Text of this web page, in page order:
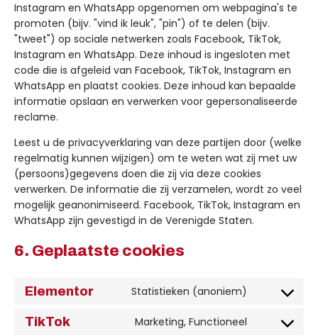
Instagram en WhatsApp opgenomen om webpagina's te
promoten (bijv. "vind ik leuk", "pin") of te delen (bijv.
"tweet") op sociale netwerken zoals Facebook, TikTok,
Instagram en WhatsApp. Deze inhoud is ingesloten met
code die is afgeleid van Facebook, TikTok, Instagram en
WhatsApp en plaatst cookies. Deze inhoud kan bepaalde
informatie opslaan en verwerken voor gepersonaliseerde
reclame.
Leest u de privacyverklaring van deze partijen door (welke
regelmatig kunnen wijzigen) om te weten wat zij met uw
(persoons)gegevens doen die zij via deze cookies
verwerken. De informatie die zij verzamelen, wordt zo veel
mogelijk geanonimiseerd. Facebook, TikTok, Instagram en
WhatsApp zijn gevestigd in de Verenigde Staten.
6. Geplaatste cookies
Elementor Statistieken (anoniem)
TikTok Marketing, Functioneel